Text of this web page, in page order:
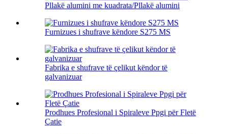
Pllakë alumini me kuadrata/Pllakë alumini
Furnizues i shufrave këndore S275 MS
Fabrika e shufrave të çelikut këndor të
galvanizuar
Prodhues Profesional i Spiraleve Ppgi për Fletë
Çatie